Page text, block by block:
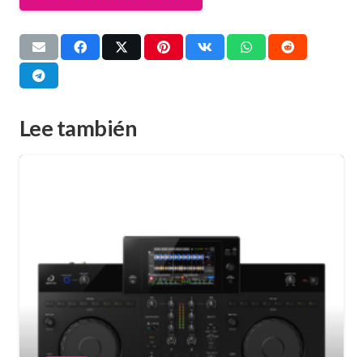
Lee también